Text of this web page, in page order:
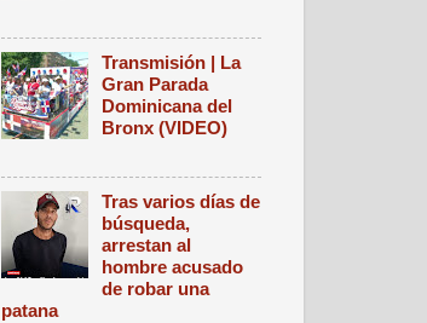
Transmisión | La
Gran Parada
Dominicana del
Bronx (VIDEO)
Tras varios días de
búsqueda,
arrestan al
hombre acusado
de robar una
patana